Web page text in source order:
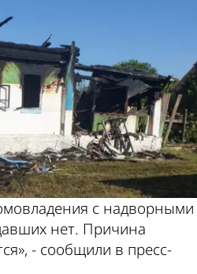
с надворными
нет. Причина
- сообщили в пресс-